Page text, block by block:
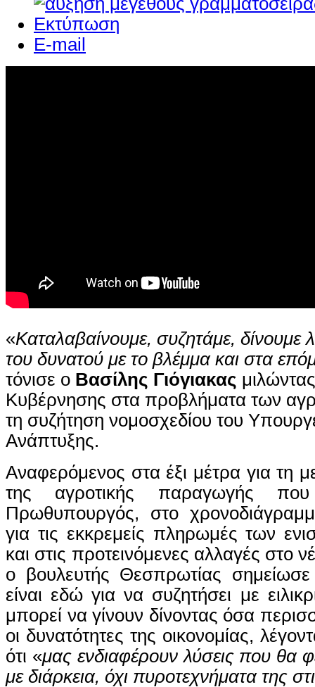
Εκτύπωση
E-mail
«Καταλαβαίνουμε, συζητάμε, δίνουμε
του δυνατού με το βλέμμα και στα
τόνισε ο Βασίλης Γιόγιακας
Κυβέρνησης στα προβλήματα των
τη συζήτηση νομοσχεδίου του
Ανάπτυξης.
Αναφερόμενος στα έξι μέτρα για τη
της αγροτικής παραγωγής
Πρωθυπουργός, στο
για τις εκκρεμείς πληρωμές των
και στις προτεινόμενες αλλαγές στο
ο βουλευτής Θεσπρωτίας
είναι εδώ για να συζητήσει με
μπορεί να γίνουν δίνοντας όσα
οι δυνατότητες της οικονομίας,
ότι «μας ενδιαφέρουν λύσεις που θα
με διάρκεια, όχι πυροτεχνήματα της